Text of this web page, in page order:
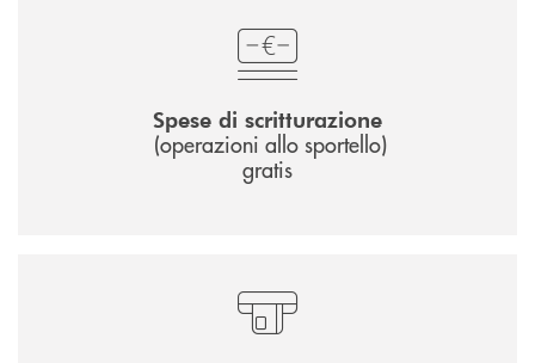
Spese di scritturazione
(operazioni allo sportello)
gratis